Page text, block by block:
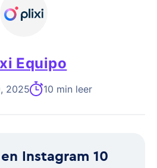
Equipo
2025 10 min leer
Instagram 10